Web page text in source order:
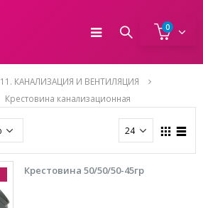
0
11. КАНАЛИЗАЦИЯ И ВЕНТИЛЯЦИЯ
Крестовина канализационная
Крестовина 50/50/50-45гр